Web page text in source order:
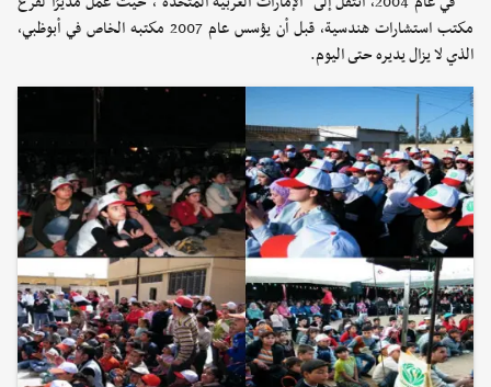
مكتب استشارات هندسية، قبل أن يؤسس عام 2007 مكتبه الخاص في أبوظبي،
الذي لا يزال يديره حتى اليوم.